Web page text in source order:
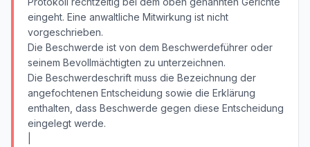
eingeht. Eine anwaltliche Mitwirkung ist nicht
vorgeschrieben.
Die Beschwerde ist von dem Beschwerdeführer oder
seinem Bevollmächtigten zu unterzeichnen.
Die Beschwerdeschrift muss die Bezeichnung der
angefochtenen Entscheidung sowie die Erklärung
enthalten, dass Beschwerde gegen diese Entscheidung
eingelegt werde.